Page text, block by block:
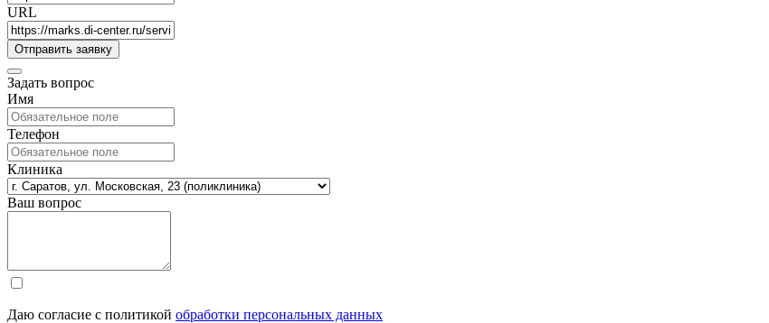
URL
Задать вопрос
Имя
Телефон
Клиника
Ваш вопрос
Даю согласие с политикой обработки персональных данных